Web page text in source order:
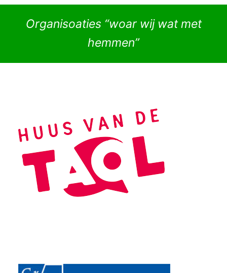
Organisoaties “woar wij wat met
hemmen”